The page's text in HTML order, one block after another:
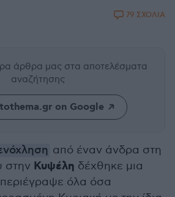
79 ΣΧΟΛΙΑ
άρθρα μας στα αποτελέσματα
αναζήτησης
on Google
από έναν άνδρα στη
στην Κυψέλη δέχθηκε μια
όλα όσα